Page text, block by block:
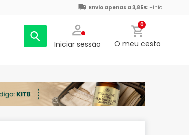
Envio apenas a 3,85€ +info
Iniciar sessão
0
O meu cesto